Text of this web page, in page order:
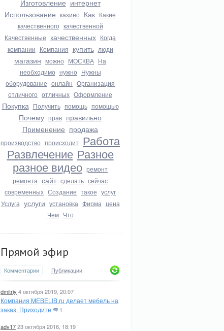
Изготовление интернет
Использование казино Как Какие
качественного качественной
Качественные качественных Когда
компании Компания купить люди
магазин можно МОСКВА На
необходимо нужно Нужны
оборудование онлайн Организация
отличного отличных Оформление
Покупка Получить помощь помощью
Почему прав правильно
Применение продажа
производство происходит Работа
Развлечение Разное
разное видео ремонт
ремонта сайт сделать сейчас
современных Создание такое услуг
Услуга услуги установка Фирма цена
Чем Что
Прямой эфир
Комментарии Публикации
dmitriy 4 октября 2019, 20:07
Компания MEBELIB.ru делает мебель на
заказ. Приходите
1
adv1723 октября 2016, 18:19